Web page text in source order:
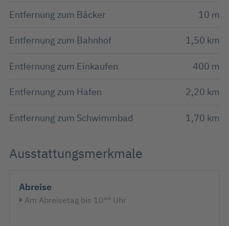
Entfernung zum Bäcker 10 m
Entfernung zum Bahnhof 1,50 km
Entfernung zum Einkaufen 400 m
Entfernung zum Hafen 2,20 km
Entfernung zum Schwimmbad 1,70 km
Ausstattungsmerkmale
Abreise
Am Abreisetag bis 10°° Uhr